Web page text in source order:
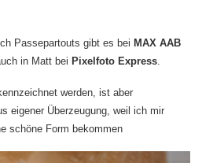
Passepartouts gibt es bei MAX AAB
in Matt bei Pixelfoto Express
werden, ist aber
eigener Überzeugung, weil ich mir
schöne Form bekommen